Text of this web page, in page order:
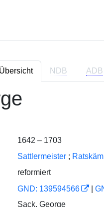
Übersicht NDB ADB
1642 – 1703
Sattlermeister ;
reformiert
GND: 139594566
Sack, George